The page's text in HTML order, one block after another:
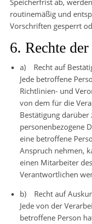
Speicherfrist ab,
routinemäßig und
Vorschriften gesperrt
6. Rechte
a) Recht auf
Jede betroffene
Richtlinien- und
von dem für die
Bestätigung
personenbezogene
eine betroffene
Anspruch nehmen,
einen Mitarbeiter
Verantwortlichen
b) Recht auf
Jede von der
betroffene Person